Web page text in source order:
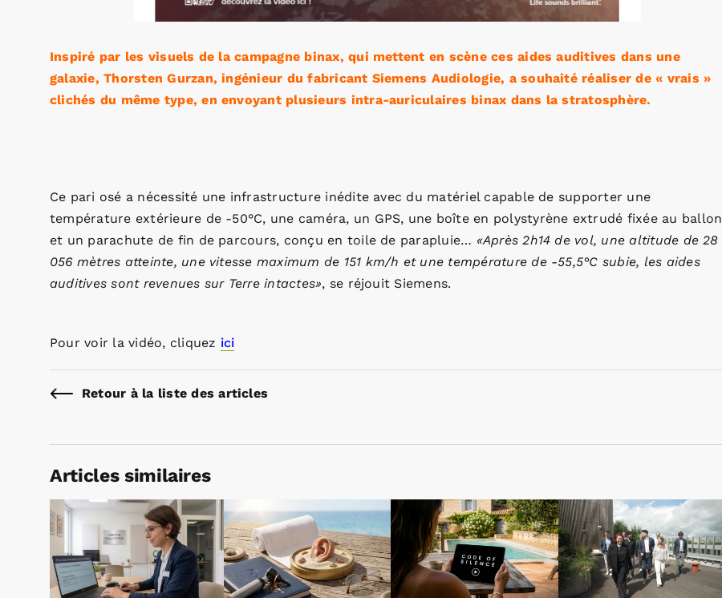
Inspiré par les visuels de la campagne binax, qui mettent en scène ces aides auditives dans une
galaxie, Thorsten Gurzan, ingénieur du fabricant Siemens Audiologie, a souhaité réaliser de « vrais »
clichés du même type, en envoyant plusieurs intra-auriculaires binax dans la stratosphère.
Ce pari osé a nécessité une infrastructure inédite avec du matériel capable de supporter une
température extérieure de -50°C, une caméra, un GPS, une boîte en polystyrène extrudé fixée au ballon
et un parachute de fin de parcours, conçu en toile de parapluie… «Après 2h14 de vol, une altitude de 28
056 mètres atteinte, une vitesse maximum de 151 km/h et une température de -55,5°C subie, les aides
auditives sont revenues sur Terre intactes», se réjouit Siemens.
Pour voir la vidéo, cliquez ici
Retour à la liste des articles
Articles similaires